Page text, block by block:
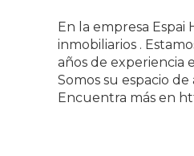
En la empresa
inmobiliarios .
años de experiencia
Somos su espacio
Encuentra más en